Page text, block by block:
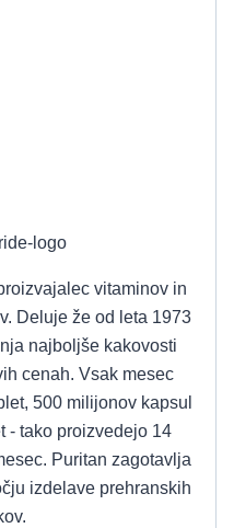
vitaminov in
Deluje že od leta 1973
najboljše kakovosti
cenah. Vsak mesec
500 milijonov kapsul
- tako proizvedejo 14
Puritan zagotavlja
izdelave prehranskih